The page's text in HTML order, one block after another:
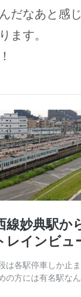
だなあと感
ます。